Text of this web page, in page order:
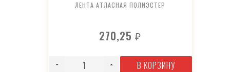
ЛЕНТА АТЛАСНАЯ ПОЛИЭСТЕР
270,25₽
В КОРЗИНУ